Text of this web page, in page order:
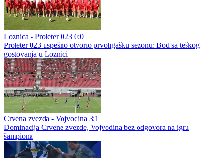
Loznica - Proleter 023 0:0
Proleter 023 uspešno otvorio prvoligašku sezonu: Bod sa teškog
gostovanja u Loznici
Crvena zvezda - Vojvodina 3:1
Dominacija Crvene zvezde, Vojvodina bez odgovora na igru
šampiona